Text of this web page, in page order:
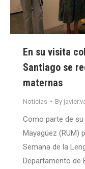
En su visita
Santiago se
maternas
Noticias By
Como parte de
Mayagüez (RUM)
Semana de la
Departamento de